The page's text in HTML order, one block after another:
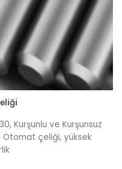
Kurşunlu ve Kurşunsuz
Otomat çeliği, yüksek